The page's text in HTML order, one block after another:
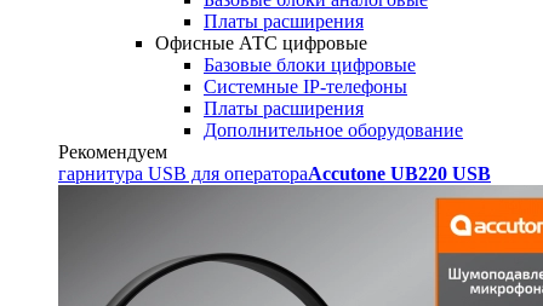
Платы расширения
Офисные АТС цифровые
Базовые блоки цифровые
Системные IP-телефоны
Платы расширения
Дополнительное оборудование
Рекомендуем
гарнитура USB для оператораAccutone UB220 USB